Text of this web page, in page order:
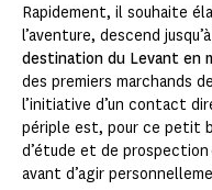
Rapidement, il souhaite
l’aventure, descend
destination du Levant en
des premiers marchands
l’initiative d’un contact
périple est, pour ce petit
d’étude et de
avant d’agir